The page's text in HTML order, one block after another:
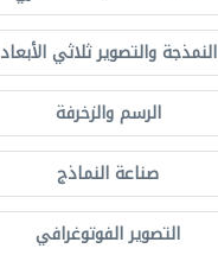
النمذجة والتصوير ثلاثي الأبعاد
الرسم والزخرفة
صناعة النماذج
التصوير الفوتوغرافي